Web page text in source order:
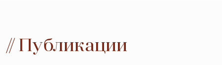
// Публикации